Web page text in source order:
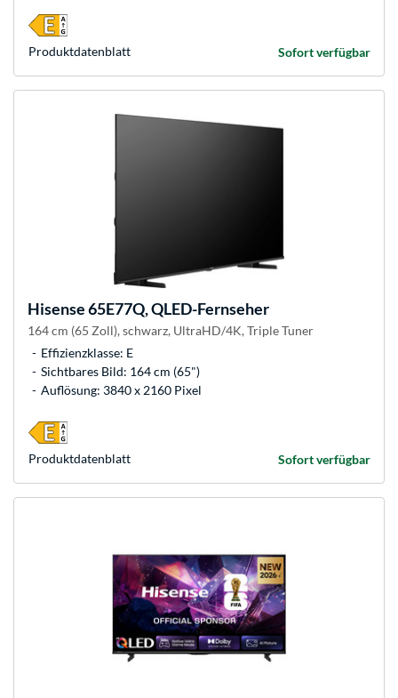
Sofort verfügbar
Produkt­datenblatt
Hisense65E77Q, QLED-Fernseher
164 cm (65 Zoll), schwarz, UltraHD/4K, Triple Tuner
Effizienzklasse: E
Sichtbares Bild: 164 cm (65")
Auflösung: 3840 x 2160 Pixel
Sofort verfügbar
Produkt­datenblatt